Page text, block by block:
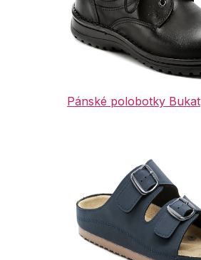
Pánské polobotky Bukat